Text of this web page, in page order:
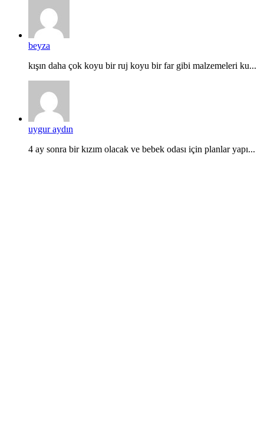
beyza
kışın daha çok koyu bir ruj koyu bir far gibi malzemeleri ku...
uygur aydın
4 ay sonra bir kızım olacak ve bebek odası için planlar yapı...